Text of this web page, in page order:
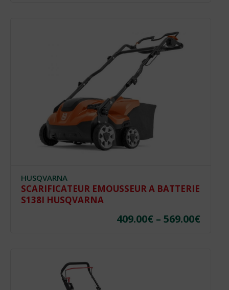
HUSQVARNA
SCARIFICATEUR EMOUSSEUR A BATTERIE
S138I HUSQVARNA
409.00€ – 569.00€